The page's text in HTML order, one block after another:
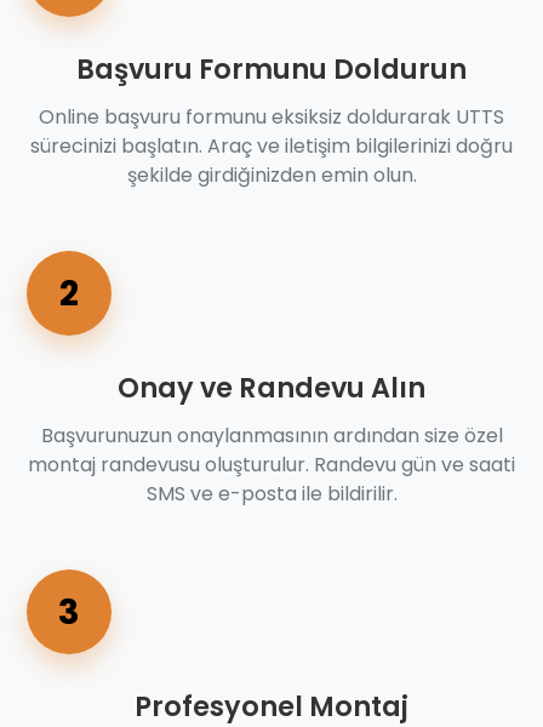
Başvuru Formunu Doldurun
Online başvuru formunu eksiksiz doldurarak UTTS
sürecinizi başlatın. Araç ve iletişim bilgilerinizi doğru
şekilde girdiğinizden emin olun.
2
Onay ve Randevu Alın
Başvurunuzun onaylanmasının ardından size özel
montaj randevusu oluşturulur. Randevu gün ve saati
SMS ve e-posta ile bildirilir.
3
Profesyonel Montaj